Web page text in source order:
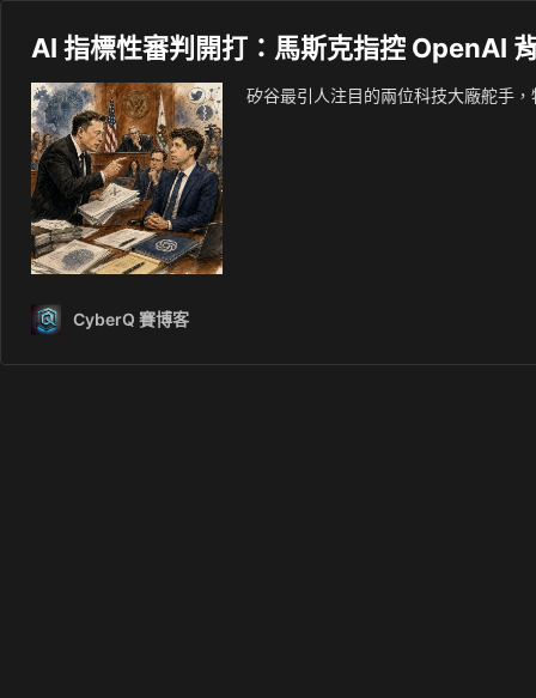
AI 指標性審判開打：馬斯克指控 OpenAI
矽谷最引人注目的兩位科技大廠舵手
CyberQ 賽博客